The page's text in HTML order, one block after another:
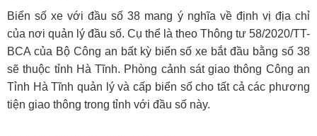
Biển số xe với đầu số 38 mang ý nghĩa về định vị địa chỉ
của nơi quản lý đầu số. Cụ thể là theo Thông tư 58/2020/TT-
BCA của Bộ Công an bất kỳ biển số xe bắt đầu bằng số 38
sẽ thuộc tỉnh Hà Tĩnh. Phòng cảnh sát giao thông Công an
Tỉnh Hà Tĩnh quản lý và cấp biển số cho tất cả các phương
tiện giao thông trong tỉnh với đầu số này.